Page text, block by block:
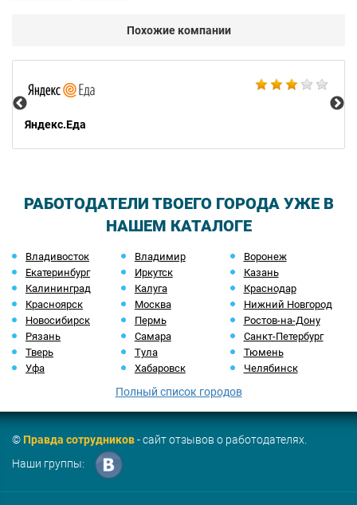
Похожие компании
Яндекс.Еда
РАБОТОДАТЕЛИ ТВОЕГО ГОРОДА УЖЕ В
НАШЕМ КАТАЛОГЕ
Владивосток Владимир
Воронеж
Екатеринбург
Иркутск
Казань
Калининград
Калуга
Краснодар
Красноярск
Москва
Нижний Новгород
Новосибирск
Пермь
Ростов-на-Дону
Рязань
Самара
Санкт-Петербург
Тверь
Тула
Тюмень
Уфа
Хабаровск Челябинск
Полный список городов
©Правда сотрудников- сайт отзывов о работодателях.
Наши группы: